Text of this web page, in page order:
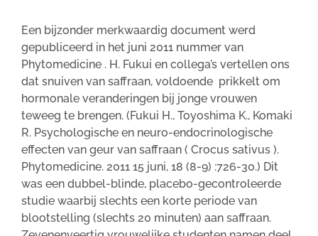
Een bijzonder merkwaardig document werd
gepubliceerd in het juni 2011 nummer van
Phytomedicine . H. Fukui en collega’s vertellen ons
dat snuiven van saffraan, voldoende prikkelt om
hormonale veranderingen bij jonge vrouwen
teweeg te brengen. (Fukui H., Toyoshima K., Komaki
R. Psychologische en neuro-endocrinologische
effecten van geur van saffraan ( Crocus sativus ).
Phytomedicine. 2011 15 juni, 18 (8-9) :726-30.) Dit
was een dubbel-blinde, placebo-gecontroleerde
studie waarbij slechts een korte periode van
blootstelling (slechts 20 minuten) aan saffraan.